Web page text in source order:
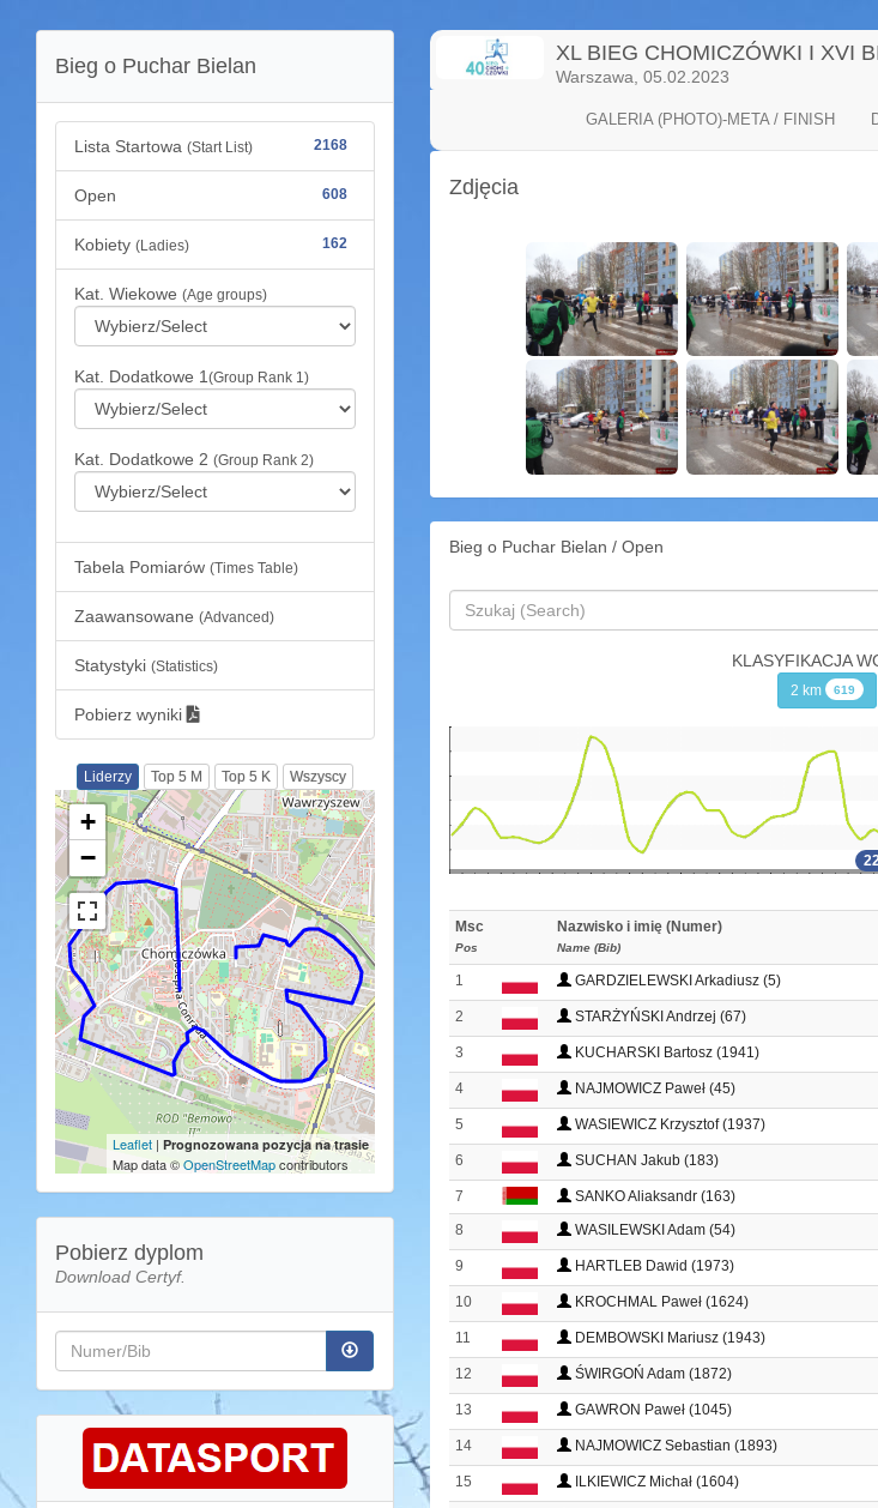
Bieg o Puchar Bielan
Lista Startowa (Start List) 2168
Open 608
Kobiety (Ladies) 162
Kat. Wiekowe (Age groups)
Kat. Dodatkowe 1 (Group Rank 1)
Kat. Dodatkowe 2 (Group Rank 2)
Tabela Pomiarów (Times Table)
Zaawansowane (Advanced)
Statystyki (Statistics)
Pobierz wyniki
Liderzy Top 5 M Top 5 K Wszyscy
+
−
Leaflet| Prognozowana pozycja na trasie
Map data ©OpenStreetMapcontributors
Pobierz dyplom
Download Certyf.
XL BIEG CHOMICZÓWKI I XVI
Warszawa, 05.02.2023
GALERIA (PHOTO)-META / FINISH
Zdjęcia
Bieg o Puchar Bielan / Open
KLASYFIKACJA
2 km 619
Msc
Pos
Nazwisko i imię (Numer)
Name (Bib)
1 GARDZIELEWSKI Arkadiusz (5)
2 STARŻYŃSKI Andrzej (67)
3 KUCHARSKI Bartosz (1941)
4 NAJMOWICZ Paweł (45)
5 WASIEWICZ Krzysztof (1937)
6 SUCHAN Jakub (183)
7 SANKO Aliaksandr (163)
8
WASILEWSKI Adam (54)
9 HARTLEB Dawid (1973)
10 KROCHMAL Paweł (1624)
11 DEMBOWSKI Mariusz (1943)
12 ŚWIRGOŃ Adam (1872)
13 GAWRON Paweł (1045)
14 NAJMOWICZ Sebastian (1893)
15 ILKIEWICZ Michał (1604)